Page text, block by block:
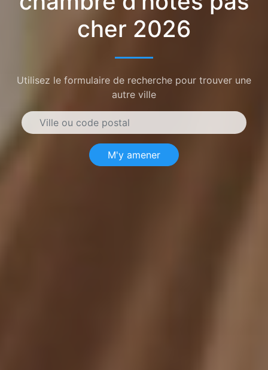
cher 2026
Utilisez le formulaire de recherche pour trouver une
autre ville
M'y amener